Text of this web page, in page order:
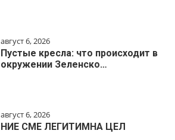
август 6, 2026
Пустые кресла: что происходит в
окружении Зеленско…
август 6, 2026
НИЕ СМЕ ЛЕГИТИМНА ЦЕЛ